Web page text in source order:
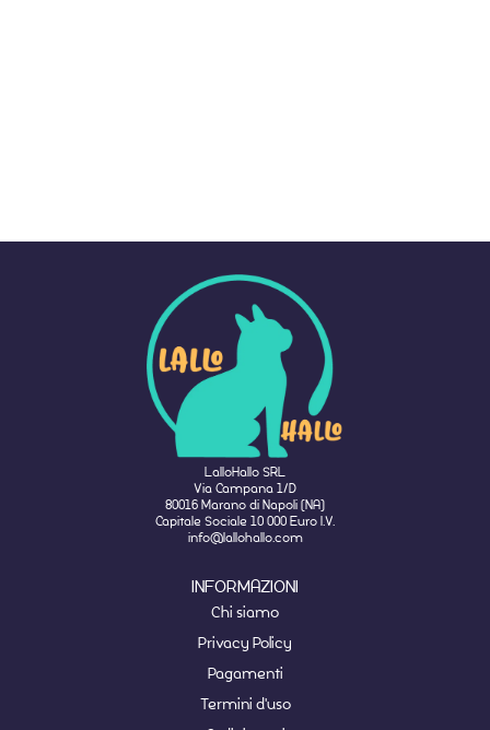
LalloHallo SRL
Via Campana 1/D
80016 Marano di Napoli (NA)
Capitale Sociale 10 000 Euro I.V.
info@lallohallo.com
INFORMAZIONI
Chi siamo
Privacy Policy
Pagamenti
Termini d'uso